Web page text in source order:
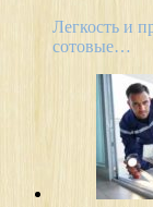
Легкость и
сотовые…